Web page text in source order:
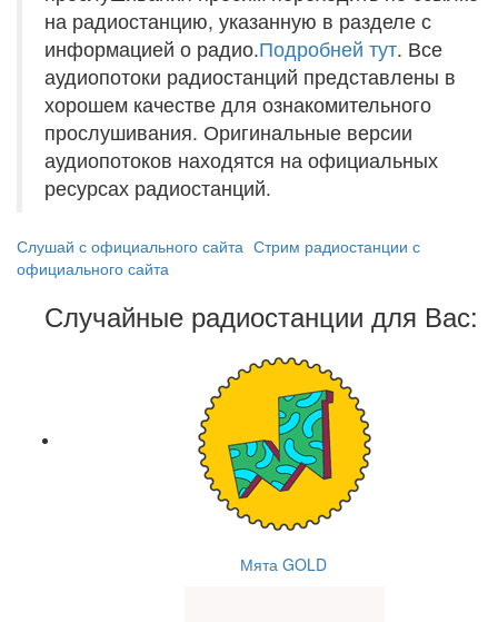
на радиостанцию, указанную в разделе с
информацией о радио.Подробней тут. Все
аудиопотоки радиостанций представлены в
хорошем качестве для ознакомительного
прослушивания. Оригинальные версии
аудиопотоков находятся на официальных
ресурсах радиостанций.
Слушай с официального сайта Стрим радиостанции с
официального сайта
Случайные радиостанции для Вас:
Мята GOLD